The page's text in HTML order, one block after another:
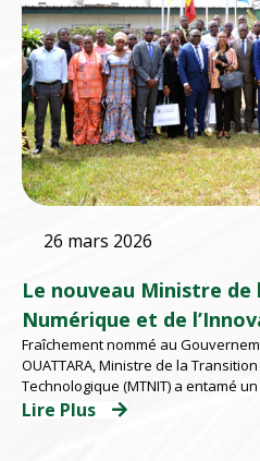
26 mars 2026
Le nouveau Ministre
Numérique et de
à l’EMSP
Fraîchement nommé au
OUATTARA, Ministre de la
Technologique (MTNIT) a entamé
Lire Plus